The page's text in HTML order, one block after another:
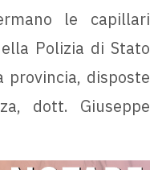
le capillari
Polizia di Stato
disposte
dott. Giuseppe